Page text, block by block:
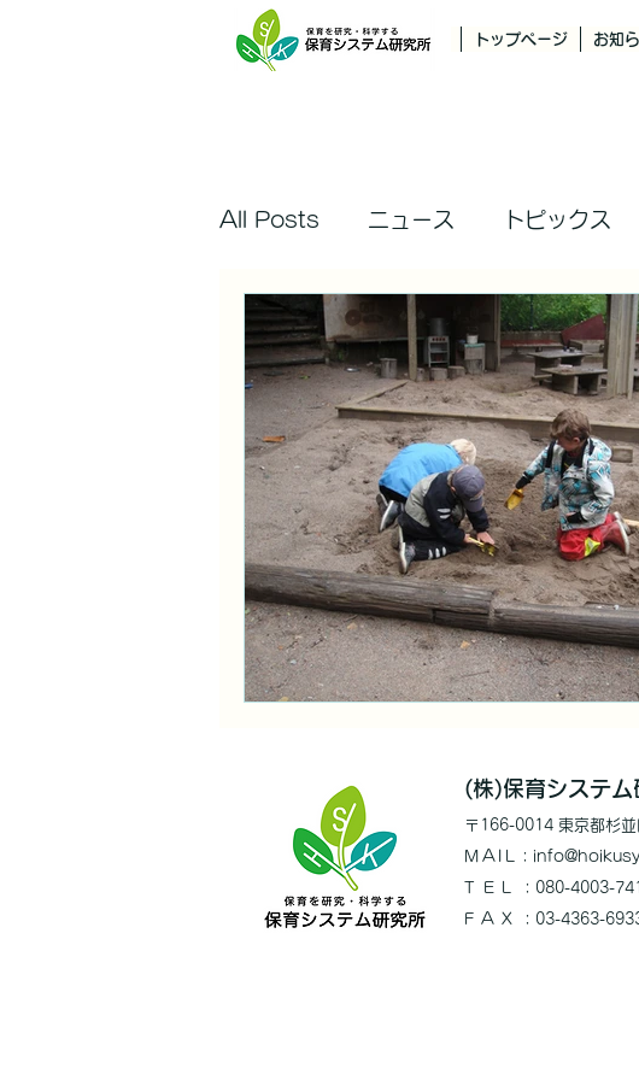
トップページ お知
All Posts ニュース トピックス
(株)保育システム
〒166-0014 東京都杉
MAIL
：info@hoiku
TEL
：080-4003-
FAX
： 03-4363-